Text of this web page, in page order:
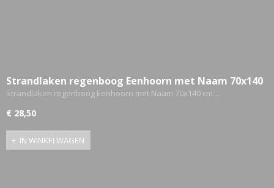
Strandlaken regenboog Eenhoorn met Naam 70x140
cm Gepersonaliseerd
Strandlaken regenboog Eenhoorn met Naam 70x140 cm…
€ 28,50
IN WINKELWAGEN